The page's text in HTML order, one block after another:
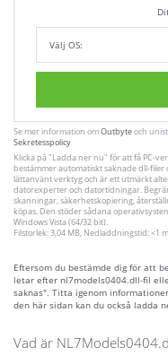
Se mer information omOutbyteoch
Sekretesspolicy
Klicka på"Ladda ner nu" för att få PC-
bestämmer automatiskt saknade dll-
lättanvänt verktyg och är ett utmärkt
datorexperter och datortidningar.
skanningar, säkerhetskopiering,
köpas. Den stöder sådana
Windows Vista (64/32 bit).
Filstorlek: 3,04 MB, Nedladdningstid: <1
Eftersom du bestämde dig för att
letar efter nl7models0404.dll-fil
saknas". Titta igenom
den här sidan kan du också ladda
Vad är